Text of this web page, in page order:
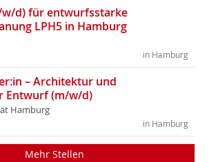
d) für entwurfsstarke
LPH5 in Hamburg
in Hamburg
– Architektur und
Entwurf (m/w/d)
Hamburg
in Hamburg
Mehr Stellen